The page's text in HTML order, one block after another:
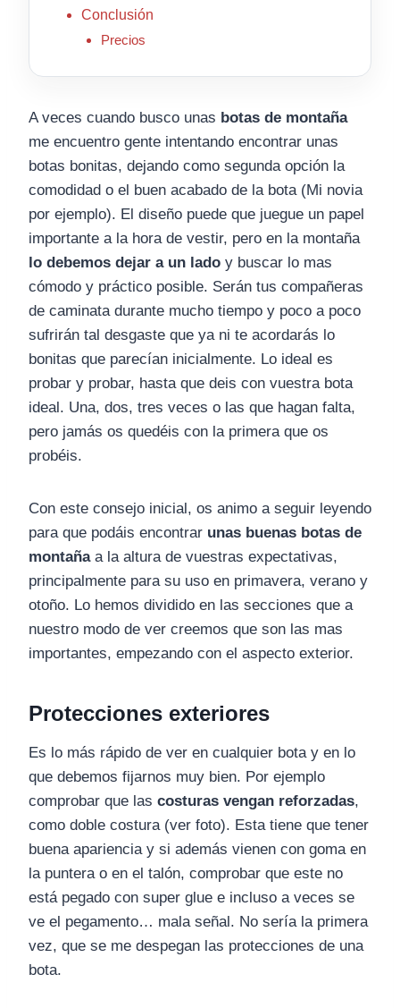
Conclusión
Precios
A veces cuando busco unas botas de montaña
me encuentro gente intentando encontrar unas
botas bonitas, dejando como segunda opción la
comodidad o el buen acabado de la bota (Mi novia
por ejemplo). El diseño puede que juegue un papel
importante a la hora de vestir, pero en la montaña
lo debemos dejar a un lado y buscar lo mas
cómodo y práctico posible. Serán tus compañeras
de caminata durante mucho tiempo y poco a poco
sufrirán tal desgaste que ya ni te acordarás lo
bonitas que parecían inicialmente. Lo ideal es
probar y probar, hasta que deis con vuestra bota
ideal. Una, dos, tres veces o las que hagan falta,
pero jamás os quedéis con la primera que os
probéis.
Con este consejo inicial, os animo a seguir leyendo
para que podáis encontrar unas buenas botas de
montañaa la altura de vuestras expectativas,
principalmente para su uso en primavera, verano y
otoño. Lo hemos dividido en las secciones que a
nuestro modo de ver creemos que son las mas
importantes, empezando con el aspecto exterior.
Protecciones exteriores
Es lo más rápido de ver en cualquier bota y en lo
que debemos fijarnos muy bien. Por ejemplo
comprobar que las costuras vengan reforzadas,
como doble costura (ver foto). Esta tiene que tener
buena apariencia y si además vienen con goma en
la puntera o en el talón, comprobar que este no
está pegado con super glue e incluso a veces se
ve el pegamento… mala señal. No sería la primera
vez, que se me despegan las protecciones de una
bota.